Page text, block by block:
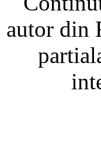
autor din